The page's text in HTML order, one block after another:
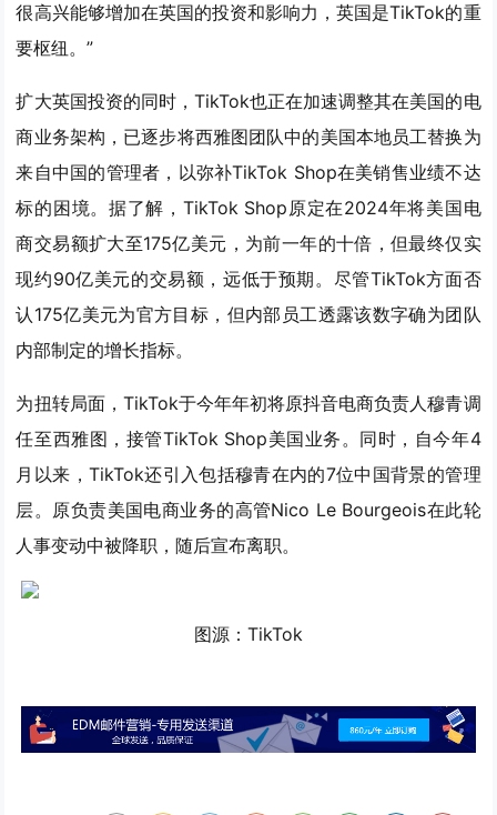
很高兴能够增加在英国的投资和影响力，英国是TikTok的重
要枢纽。”
扩大英国投资的同时，TikTok也正在加速调整其在美国的电
商业务架构，已逐步将西雅图团队中的美国本地员工替换为
来自中国的管理者，以弥补TikTok Shop在美销售业绩不达
标的困境。据了解，TikTok Shop原定在2024年将美国电
商交易额扩大至175亿美元，为前一年的十倍，但最终仅实
现约90亿美元的交易额，远低于预期。尽管TikTok方面否
认175亿美元为官方目标，但内部员工透露该数字确为团队
内部制定的增长指标。
为扭转局面，TikTok于今年年初将原抖音电商负责人穆青调
任至西雅图，接管TikTok Shop美国业务。同时，自今年4
月以来，TikTok还引入包括穆青在内的7位中国背景的管理
层。原负责美国电商业务的高管Nico Le Bourgeois在此轮
人事变动中被降职，随后宣布离职。
图源：TikTok